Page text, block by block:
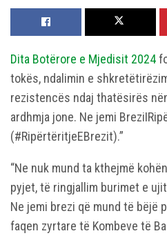
Dita Botërore e Mjedisit 2024
tokës, ndalimin e
rezistencës ndaj thatësirës
ardhmja jone. Ne jemi
(#RipërtëritjeEBrezit).”
“Ne nuk mund ta kthejmë
pyjet, të ringjallim burimet e
Ne jemi brezi që mund të bëjë
faqen zyrtare të Kombeve të